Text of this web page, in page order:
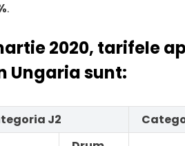
.
2020, tarifele
Ungaria sunt:
J2